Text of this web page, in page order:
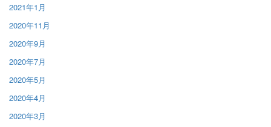
2021年1月
2020年11月
2020年9月
2020年7月
2020年5月
2020年4月
2020年3月